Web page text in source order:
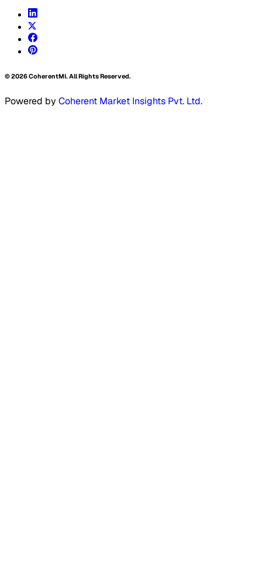
©2026CoherentMI. All Rights Reserved.
Powered by Coherent Market Insights Pvt. Ltd.